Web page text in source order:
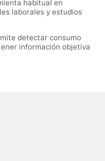
habitual en
laborales y estudios
detectar consumo
información objetiva